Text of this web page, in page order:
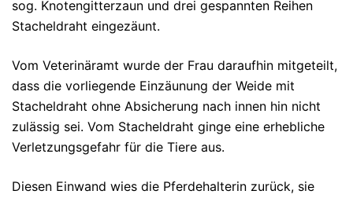
sog. Knotengitterzaun und drei gespannten Reihen
Stacheldraht eingezäunt.
Vom Veterinäramt wurde der Frau daraufhin mitgeteilt,
dass die vorliegende Einzäunung der Weide mit
Stacheldraht ohne Absicherung nach innen hin nicht
zulässig sei. Vom Stacheldraht ginge eine erhebliche
Verletzungsgefahr für die Tiere aus.
Diesen Einwand wies die Pferdehalterin zurück, sie